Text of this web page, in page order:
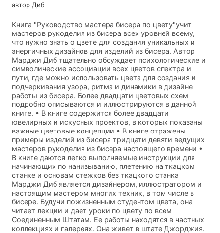
автор Диб
Книга "Руководство мастера бисера по цвету"учит
мастеров рукоделия из бисера всех уровней всему,
что нужно знать о цвете для создания уникальных и
энергичных дизайнов для изделий из бисера. Автор
Марджи Диб тщательно обсуждает психологические и
символические ассоциации всех цветов спектра и
пути, где можно использовать цвета для создания и
подчеркивания узора, ритма и динамики в дизайне
работы из бисера. Более двадцати цветовых схем
подробно описываются и иллюстрируются в данной
книге. • В книге содержится более двадцати
ювелирных и искусных проектов, в которых показаны
важные цветовые концепции • В книге отражены
примеры изделий из бисера тридцати девяти ведущих
мастеров рукоделия из бисера настоящего времени •
В книге даются легко выполняемые инструкции для
начинающих по нанизыванию, плетению на ткацком
станке и основам стежков без ткацкого станка
Марджи Диб является дизайнером, иллюстратором и
настоящим мастером многих техник, в том числе в
бисере. Будучи пожизненным студентом цвета, она
читает лекции и дает уроки по цвету по всем
Соединенным Штатам. Ее работы находятся в частных
коллекциях и галереях. Она живет в штате Джорджия.